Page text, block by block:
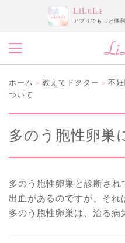
LiLuLa
アプリでもっと便
ホーム > 教えてドクター > 不
ついて
多のう胞性卵巣
多のう胞性卵巣と診断さ
出血があるのですが、それ
多のう胞性卵巣は、治る病